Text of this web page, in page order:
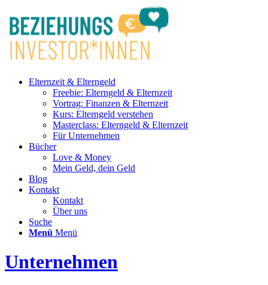
Elternzeit & Elterngeld
Freebie: Elterngeld & Elternzeit
Vortrag: Finanzen & Elternzeit
Kurs: Elterngeld verstehen
Masterclass: Elterngeld & Elternzeit
Für Unternehmen
Bücher
Love & Money
Mein Geld, dein Geld
Blog
Kontakt
Kontakt
Über uns
Suche
Menü Menü
Unternehmen